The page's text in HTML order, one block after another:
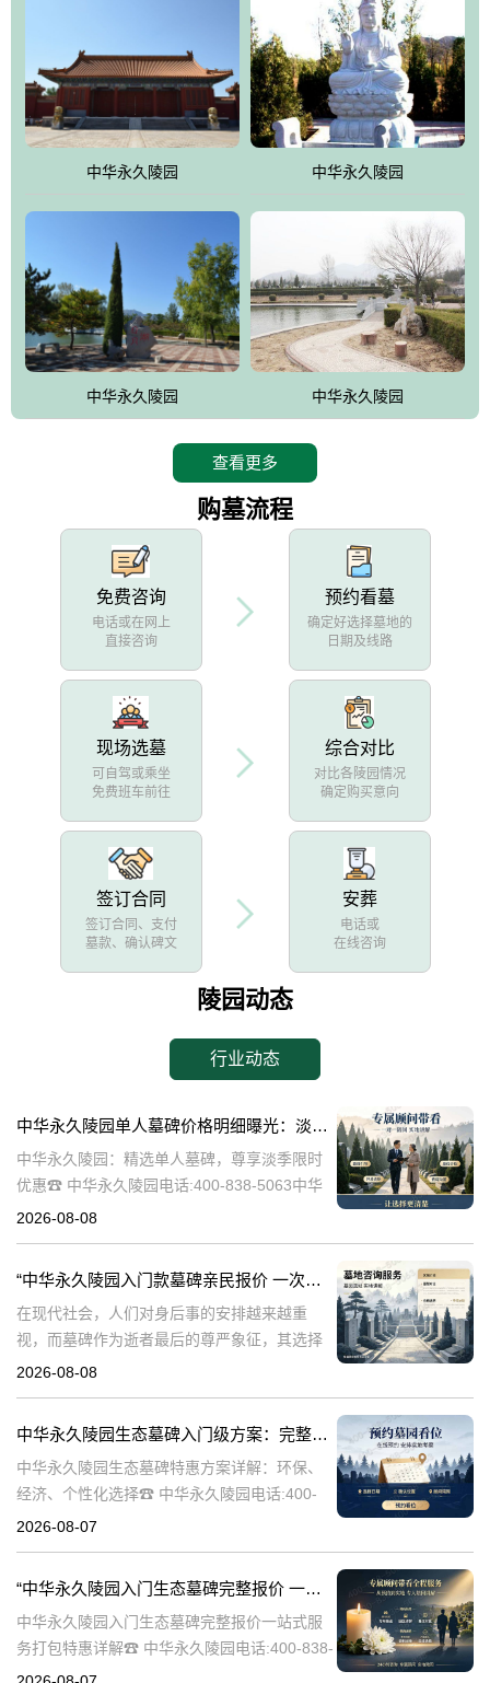
中华永久陵园 中华永久陵园
中华永久陵园 中华永久陵园
查看更多
购墓流程
免费咨询
电话或在网上
直接咨询
预约看墓
确定好选择墓地的
日期及线路
现场选墓
可自驾或乘坐
免费班车前往
综合对比
对比各陵园情况
确定购买意向
签订合同
签订合同、支付
墓款、确认碑文
安葬
电话或
在线咨询
陵园动态
行业动态
中华永久陵园单人墓碑价格明细曝光：淡季下单立省数千，限时优惠深度解析
中华永久陵园：精选单人墓碑，尊享淡季限时
优惠☎ 中华永久陵园电话:400-838-5063中华
永久陵园，作为国内知名的陵园品牌，始终以
2026-08-08
“中华永久陵园入门款墓碑亲民报价 一次性付清享折上折：超值优惠与便捷选择的完美结合”
在现代社会，人们对身后事的安排越来越重
视，而墓碑作为逝者最后的尊严象征，其选择
与设计也变得尤为重要。中华永久陵园作为中
和
2026-08-08
中华永久陵园生态墓碑入门级方案：完整报价与一站式服务打包特惠解析
中华永久陵园生态墓碑特惠方案详解：环保、
经济、个性化选择☎ 中华永久陵园电话:400-
838-5063随着人们对身后事的关注度提升，选
2026-08-07
“中华永久陵园入门生态墓碑完整报价 一站式服务打包特惠详解”
中华永久陵园入门生态墓碑完整报价一站式服
务打包特惠详解☎ 中华永久陵园电话:400-838-
5063中华永久陵园作为国内知名的陵园之一，